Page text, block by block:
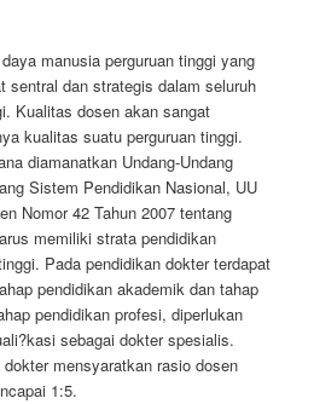
manusia perguruan tinggi yang
sentral dan strategis dalam seluruh
Kualitas dosen akan sangat
kualitas suatu perguruan tinggi.
diamanatkan Undang-Undang
Sistem Pendidikan Nasional, UU
Nomor 42 Tahun 2007 tentang
memiliki strata pendidikan
Pada pendidikan dokter terdapat
pendidikan akademik dan tahap
pendidikan profesi, diperlukan
sebagai dokter spesialis.
mensyaratkan rasio dosen
1:5.